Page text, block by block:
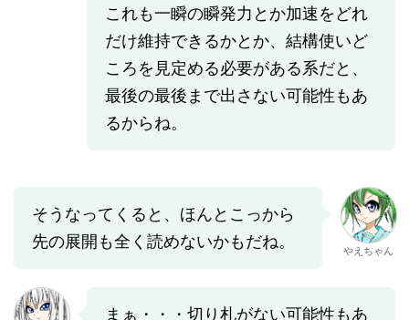
これも一瞬の瞬発力とか加速をどれ
だけ維持できるかとか、結構使いど
ころを見定める必要がある系だと、
最後の最後まで出さない可能性もあ
るからね。
そうなってくると、ほんとこっから
先の展開も全く読めないかもだね。
やえちゃん
まぁ・・・切り札がない可能性もあ